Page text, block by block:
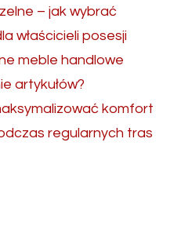
– jak wybrać
właścicieli posesji
meble handlowe
artykułów?
komfort
regularnych tras